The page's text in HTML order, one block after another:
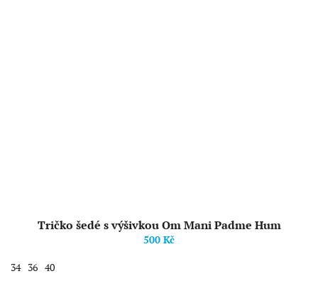
Tričko šedé s výšivkou Om Mani Padme Hum
500 Kč
34 36 40